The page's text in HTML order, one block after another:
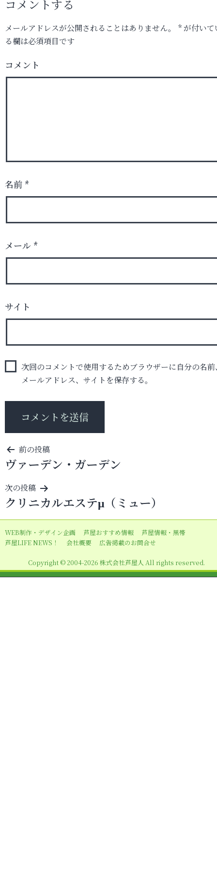
コメントする
メールアドレスが公開されることはありません。 *が付いて
る欄は必須項目です
コメント
名前 *
メール *
サイト
次回のコメントで使用するためブラウザーに自分の名前
メールアドレス、サイトを保存する。
投
稿
ナ
ビ
ゲ
ー
シ
ン
前の投稿
ヴァーデン・ガーデン
次の投稿
クリニカルエステμ（ミュー）
WEB制作・デザイン企画 芦屋おすすめ情報
芦屋情報・黒帯
芦屋LIFE NEWS！
会社概要 広告掲載のお問合せ
Copyright © 2004-2026 株式会社芦屋人 All rights reserved.